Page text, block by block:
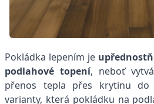
Pokládka lepením je
podlahové topení, neboť
přenos tepla přes krytinu do
varianty, která pokládku na